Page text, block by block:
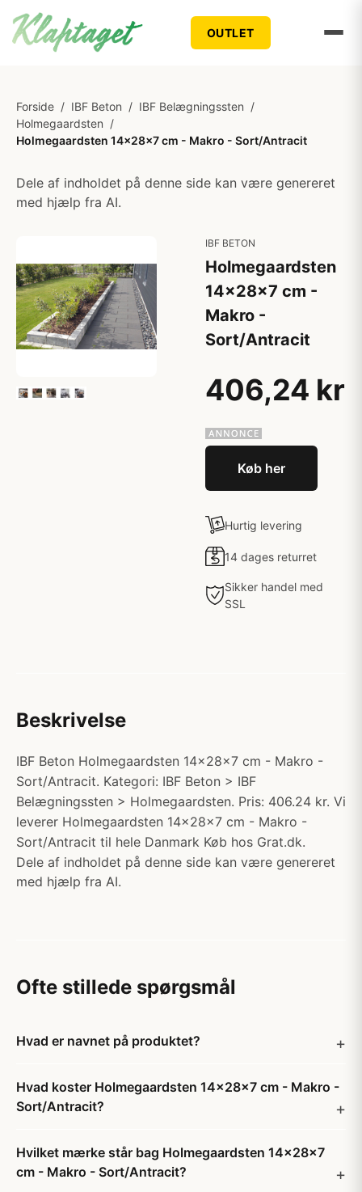
OUTLET
Forside / IBF Beton / IBF Belægningssten /
Holmegaardsten /
Holmegaardsten 14x28x7 cm - Makro - Sort/Antracit
Dele af indholdet på denne side kan være genereret
med hjælp fra AI.
IBF BETON
Holmegaardsten
14x28x7 cm -
Makro -
Sort/Antracit
406,24 kr
Køb her
Hurtig levering
14 dages returret
Sikker handel med
SSL
Beskrivelse
IBF Beton Holmegaardsten 14x28x7 cm - Makro -
Sort/Antracit. Kategori: IBF Beton > IBF
Belægningssten > Holmegaardsten. Pris: 406.24 kr. Vi
leverer Holmegaardsten 14x28x7 cm - Makro -
Sort/Antracit til hele Danmark Køb hos Grat.dk.
Dele af indholdet på denne side kan være genereret
med hjælp fra AI.
Ofte stillede spørgsmål
Hvad er navnet på produktet?
Hvad koster Holmegaardsten 14x28x7 cm - Makro -
Sort/Antracit?
Hvilket mærke står bag Holmegaardsten 14x28x7
cm - Makro - Sort/Antracit?